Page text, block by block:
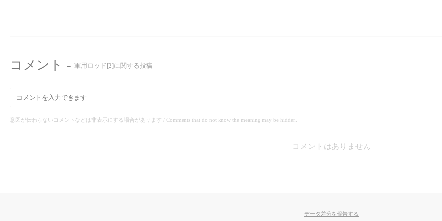
コメント - 軍用ロッド[2]に関する投稿
意図が伝わらないコメントなどは非表示にする場合があります / Comments that do not know the meaning may be hidden.
コメントはありません
データ差分を報告する